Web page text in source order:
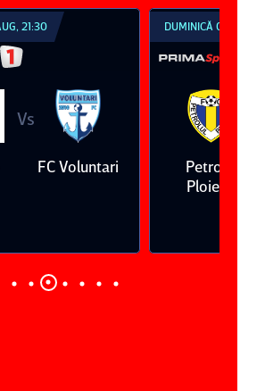
21:30
Vs
FC Voluntari
DUMINICĂ 09 AUG,
Petrolul
Ploieşti